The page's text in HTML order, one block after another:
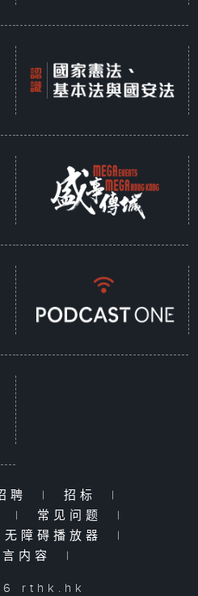
聘 | 招标
|
| 常见问题
|
无障碍播放器
|
内容
|
rthk.hk